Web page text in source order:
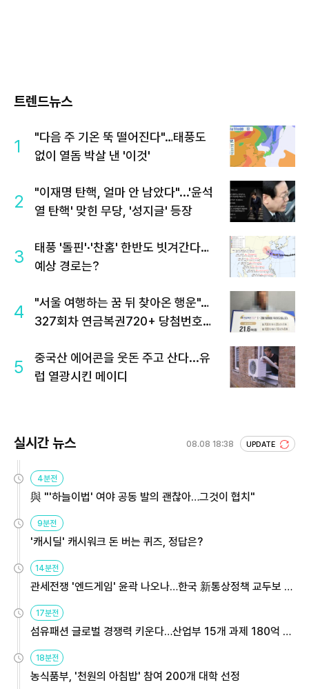
트렌드뉴스
1
"다음 주 기온 뚝 떨어진다"…태풍도
없이 열돔 박살 낸 '이것'
2
"이재명 탄핵, 얼마 안 남았다"...'윤석
열 탄핵' 맞힌 무당, '성지글' 등장
3
태풍 '돌핀'·'찬홈' 한반도 빗겨간다…
예상 경로는?
4
"서울 여행하는 꿈 뒤 찾아온 행운"…
327회차 연금복권720+ 당첨번호조
5
중국산 에어콘을 웃돈 주고 산다...유
럽 열광시킨 메이디
실시간 뉴스 08.08 18:38 UPDATE
4분전
與 "'하늘이법' 여야 공동 발의 괜찮아…그것이 협치"
9분전
'캐시딜' 캐시워크 돈 버는 퀴즈, 정답은?
14분전
관세전쟁 '엔드게임' 윤곽 나오나…한국 新통상정책 교두보 활
용해야
17분전
섬유패션 글로벌 경쟁력 키운다…산업부 15개 과제 180억 지
원
18분전
농식품부, '천원의 아침밥' 참여 200개 대학 선정